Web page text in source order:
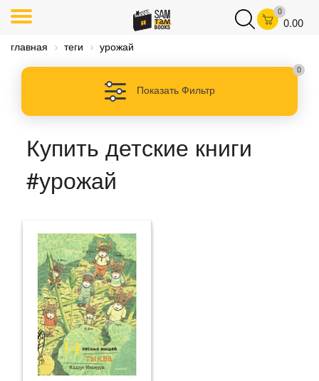
0
0.00
главная теги урожай
Показать Фильтр
0
Купить детские книги
#урожай